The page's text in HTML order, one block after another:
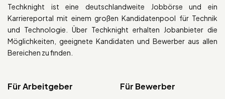
Techknight ist eine deutschlandweite Jobbörse und ein
Karriereportal mit einem großen Kandidatenpool für Technik
und Technologie. Über Techknight erhalten Jobanbieter die
Möglichkeiten, geeignete Kandidaten und Bewerber aus allen
Bereichen zu finden.
Für Arbeitgeber Für Bewerber